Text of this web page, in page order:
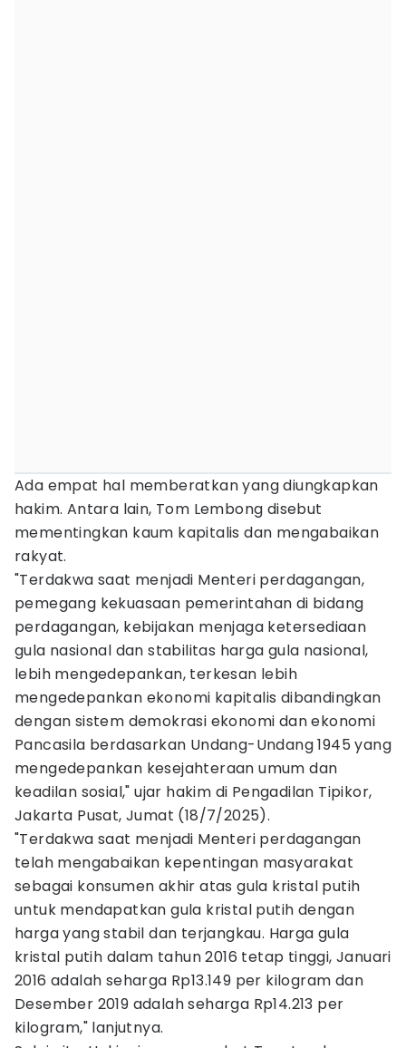
Ada empat hal memberatkan yang diungkapkan
hakim. Antara lain, Tom Lembong disebut
mementingkan kaum kapitalis dan mengabaikan
rakyat.
"Terdakwa saat menjadi Menteri perdagangan,
pemegang kekuasaan pemerintahan di bidang
perdagangan, kebijakan menjaga ketersediaan
gula nasional dan stabilitas harga gula nasional,
lebih mengedepankan, terkesan lebih
mengedepankan ekonomi kapitalis dibandingkan
dengan sistem demokrasi ekonomi dan ekonomi
Pancasila berdasarkan Undang-Undang 1945 yang
mengedepankan kesejahteraan umum dan
keadilan sosial," ujar hakim di Pengadilan Tipikor,
Jakarta Pusat, Jumat (18/7/2025).
"Terdakwa saat menjadi Menteri perdagangan
telah mengabaikan kepentingan masyarakat
sebagai konsumen akhir atas gula kristal putih
untuk mendapatkan gula kristal putih dengan
harga yang stabil dan terjangkau. Harga gula
kristal putih dalam tahun 2016 tetap tinggi, Januari
2016 adalah seharga Rp13.149 per kilogram dan
Desember 2019 adalah seharga Rp14.213 per
kilogram," lanjutnya.